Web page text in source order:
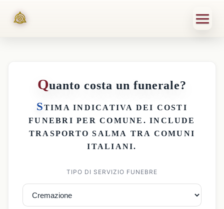
Quanto costa un funerale?
STIMA INDICATIVA DEI COSTI
FUNEBRI PER COMUNE . INCLUDE
TRASPORTO SALMA TRA COMUNI
ITALIANI.
TIPO DI SERVIZIO FUNEBRE